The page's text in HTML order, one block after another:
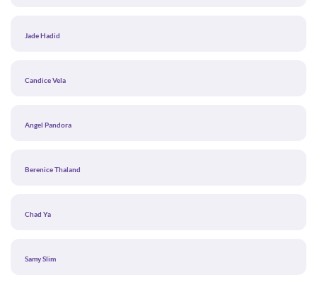
Jade Hadid
Candice Vela
Angel Pandora
Berenice Thaland
Chad Ya
Samy Slim